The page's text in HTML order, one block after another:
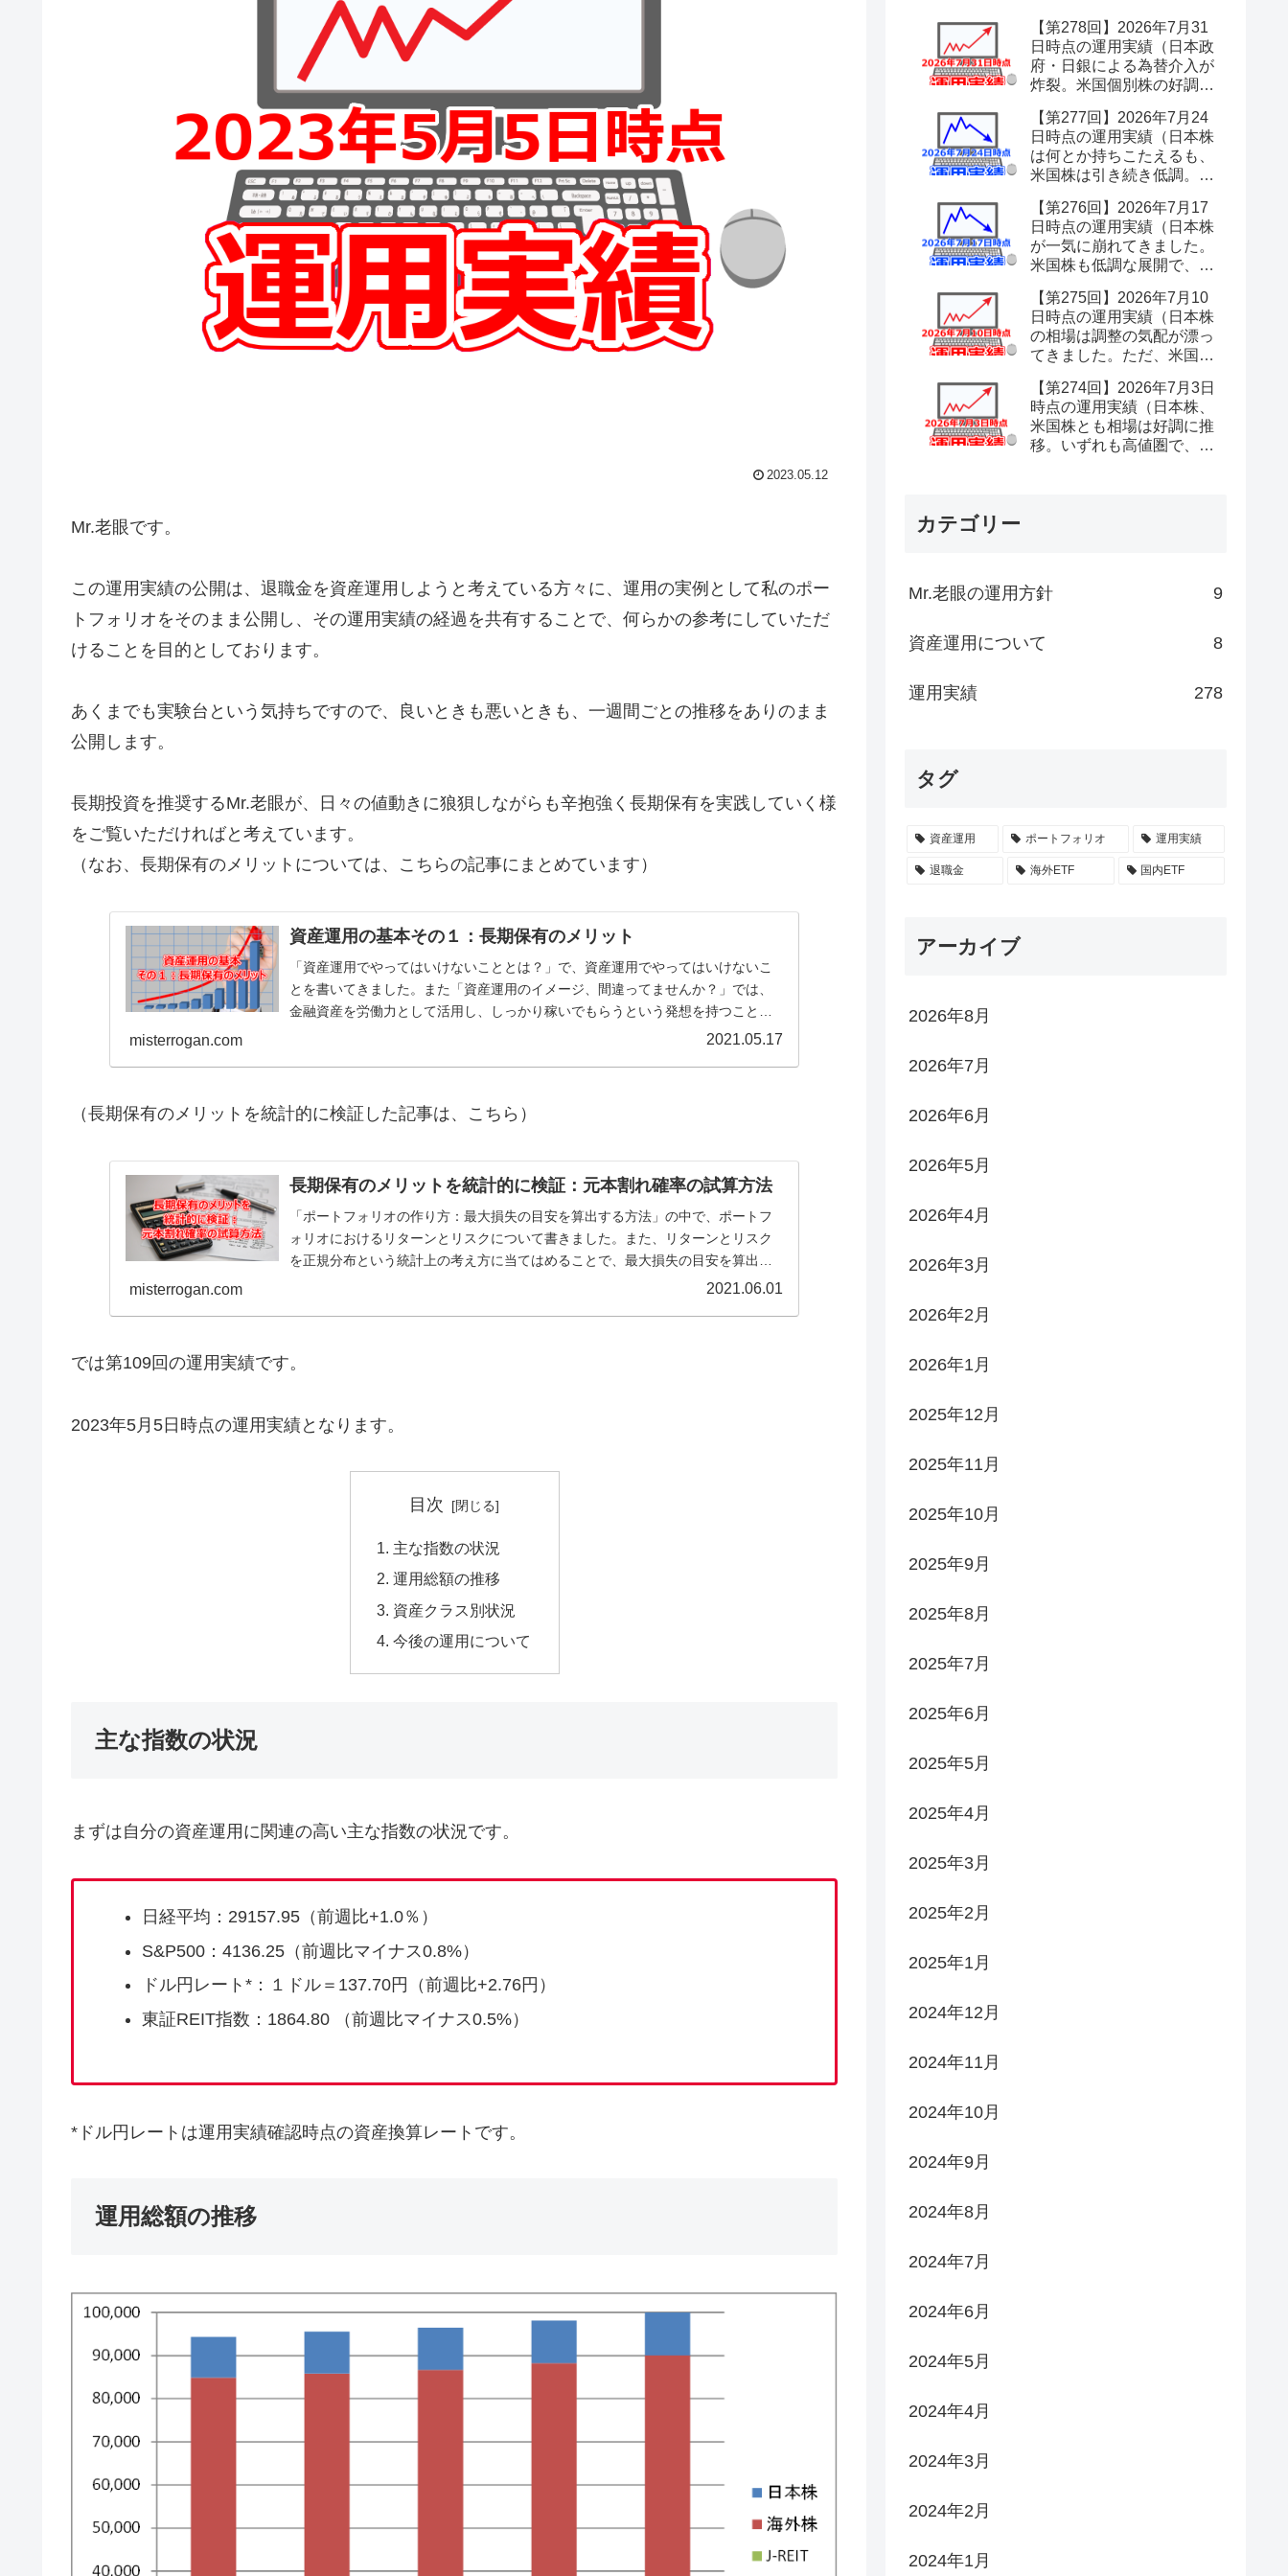
2023.05.12
Mr.老眼です。
この運用実績の公開は、退職金を資産運用しようと考えている方々に、運用の実例として私のポー
トフォリオをそのまま公開し、その運用実績の経過を共有することで、何らかの参考にしていただ
けることを目的としております。
あくまでも実験台という気持ちですので、良いときも悪いときも、一週間ごとの推移をありのまま
公開します。
長期投資を推奨するMr.老眼が、日々の値動きに狼狽しながらも辛抱強く長期保有を実践していく様
をご覧いただければと考えています。
（なお、長期保有のメリットについては、こちらの記事にまとめています）
資産運用の基本その１：長期保有のメリット
「資産運用でやってはいけないこととは？」で、資産運用でやってはいけないこ
とを書いてきました。また「資産運用のイメージ、間違ってませんか？」では、
金融資産を労働力として活用し、しっかり稼いでもらうという発想を持つことに
misterrogan.com 2021.05.17
（長期保有のメリットを統計的に検証した記事は、こちら）
長期保有のメリットを統計的に検証：元本割れ確率の試算方法
「ポートフォリオの作り方：最大損失の目安を算出する方法」の中で、ポートフ
ォリオにおけるリターンとリスクについて書きました。また、リターンとリスク
を正規分布という統計上の考え方に当てはめることで、最大損失の目安を算出す
misterrogan.com 2021.06.01
では第109回の運用実績です。
2023年5月5日時点の運用実績となります。
目次
主な指数の状況
運用総額の推移
資産クラス別状況
今後の運用について
主な指数の状況
まずは自分の資産運用に関連の高い主な指数の状況です。
日経平均：29157.95（前週比+1.0％）
S&P500：4136.25（前週比マイナス0.8%）
ドル円レート*：１ドル＝137.70円（前週比+2.76円）
東証REIT指数：1864.80 （前週比マイナス0.5%）
*ドル円レートは運用実績確認時点の資産換算レートです。
運用総額の推移
【第278回】2026年7月31
日時点の運用実績（日本政
府・日銀による為替介入が
炸裂。米国個別株の好調で
やはり為替は当てにならな
いと痛感しました。）
【第277回】2026年7月24
日時点の運用実績（日本株
は何とか持ちこたえるも、
米国株は引き続き低調。も
為替介入が心配です。）
【第276回】2026年7月17
日時点の運用実績（日本株
が一気に崩れてきました。
米国株も低調な展開で、先
ました。）
【第275回】2026年7月10
日時点の運用実績（日本株
の相場は調整の気配が漂っ
てきました。ただ、米国株
まだまだ大幅な下落はない
ものと油断しています。）
【第274回】2026年7月3日
時点の運用実績（日本株、
米国株とも相場は好調に推
移。いずれも高値圏で、そ
カテゴリー
Mr.老眼の運用方針 9
資産運用について 8
運用実績 278
タグ
資産運用 ポートフォリオ 運用実績
退職金 海外ETF 国内ETF
アーカイブ
2026年8月
2026年7月
2026年6月
2026年5月
2026年4月
2026年3月
2026年2月
2026年1月
2025年12月
2025年11月
2025年10月
2025年9月
2025年8月
2025年7月
2025年6月
2025年5月
2025年4月
2025年3月
2025年2月
2025年1月
2024年12月
2024年11月
2024年10月
2024年9月
2024年8月
2024年7月
2024年6月
2024年5月
2024年4月
2024年3月
2024年2月
2024年1月